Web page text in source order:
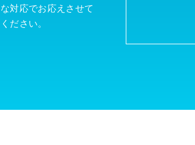
対応でお応えさせて
ださい。